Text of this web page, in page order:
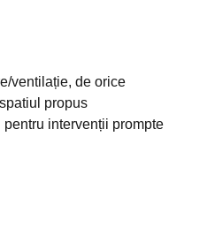
ventilație, de orice
propus
intervenții prompte